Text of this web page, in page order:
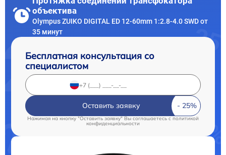
объектива
Olympus ZUIKO DIGITAL ED 12-60mm 1:2.8-4.0 SWD от
35 минут
Бесплатная консультация со
специалистом
Оставить заявку
Нажимая на кнопку "Оставить заявку" Вы соглашаетесь c политикой
конфиденциальности